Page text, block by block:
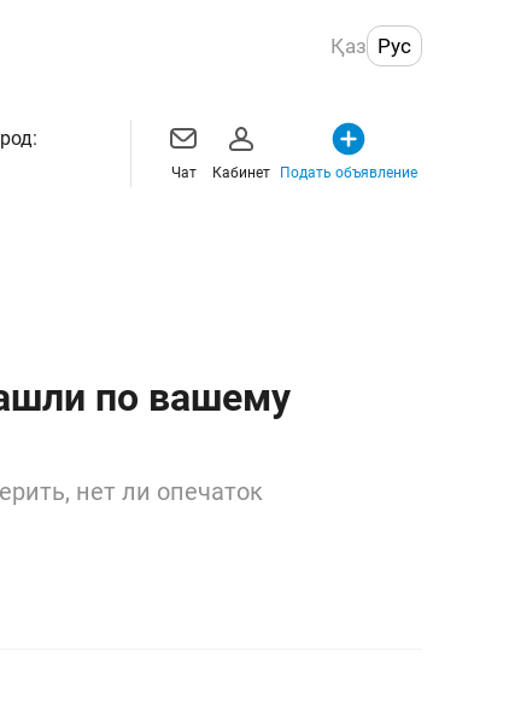
Қаз Рус
Чат Кабинет Подать объявление
по вашему
нет ли опечаток